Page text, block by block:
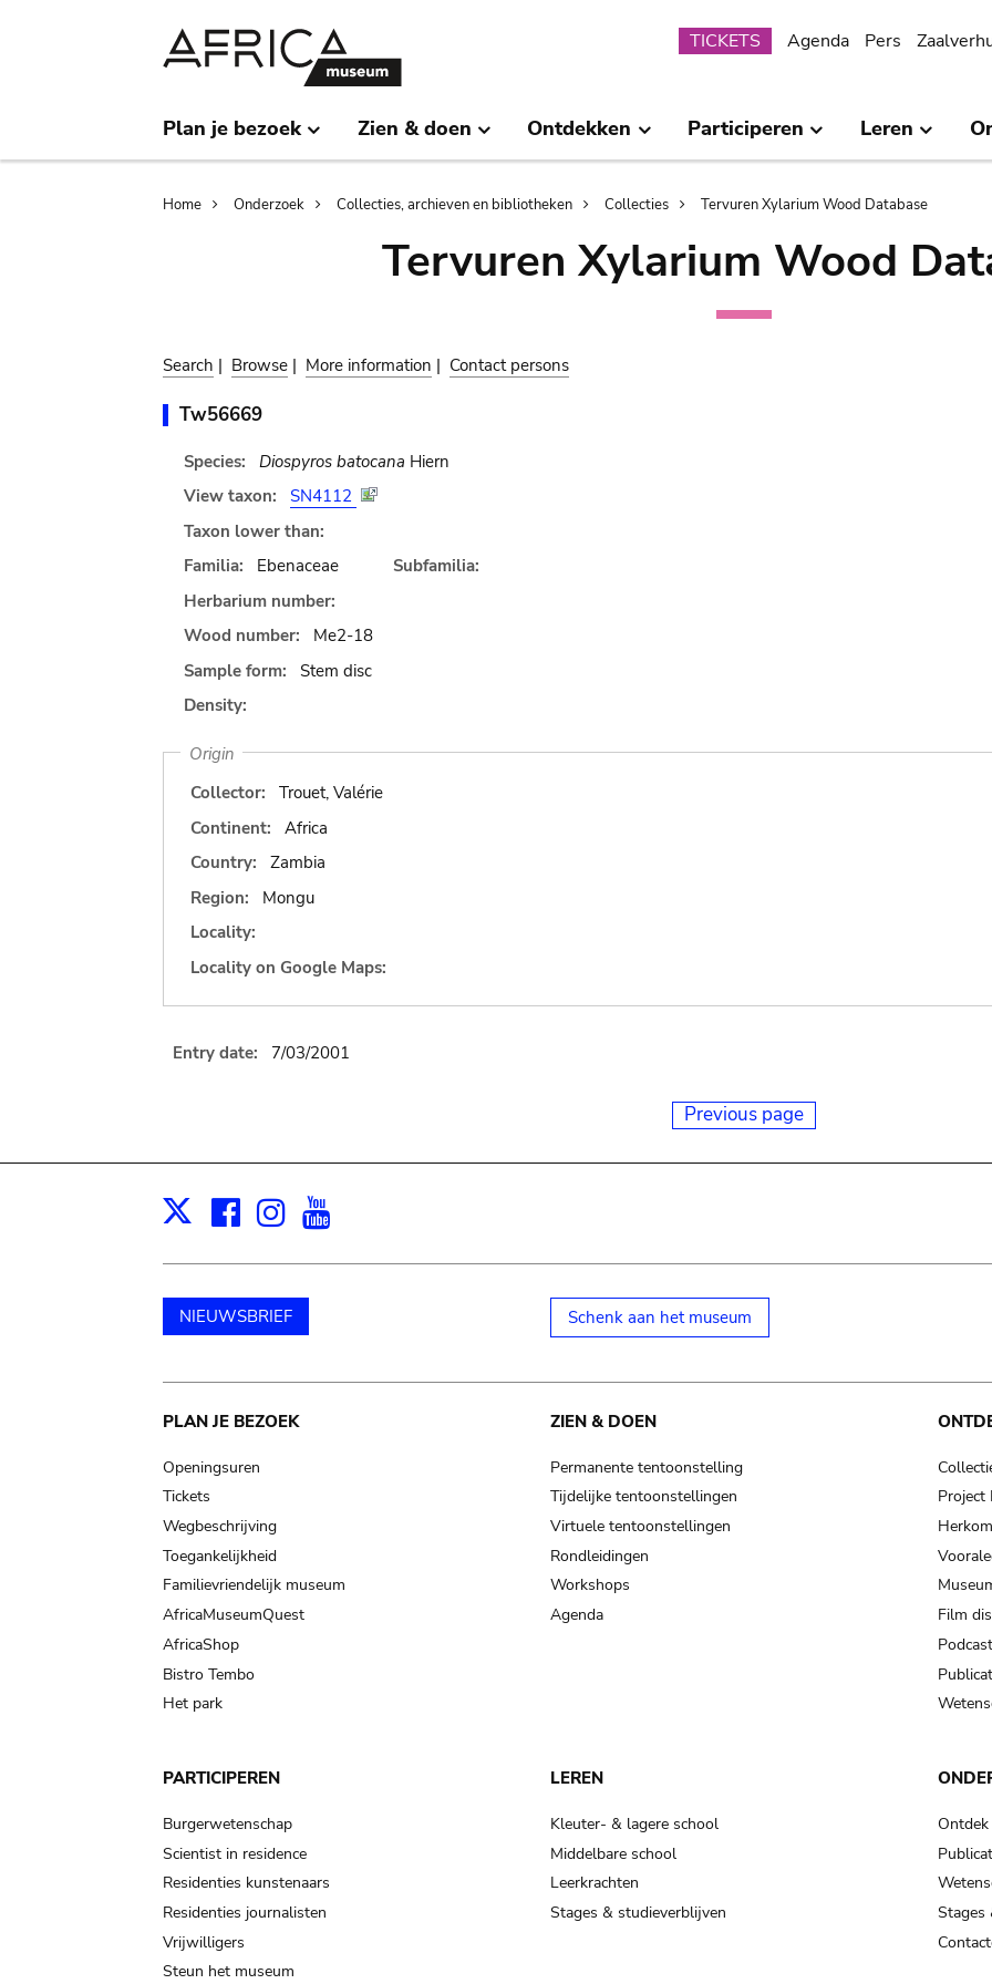
Submenu
TICKETS Agenda Pers
Plan je bezoek Zien & doen Ontdekken Participeren Leren
Breadcrumb
Home Onderzoek Collecties, archieven en bibliotheken Collecties Tervuren Xylarium Wood Database
Tervuren Xylarium Wood
Search | Browse | More information | Contact persons
Tw56669
Species: Diospyros batocana Hiern
View taxon:
SN4112
Taxon lower than:
Familia:
Ebenaceae
Subfamilia:
Herbarium number:
Wood number:
Me2-18
Sample form:
Stem disc
Density:
Origin
Collector:
Trouet, Valérie
Continent:
Africa
Country:
Zambia
Region:
Mongu
Locality:
Locality on Google Maps:
Entry date: 7/03/2001
Previous page
X Facebook
Instagram
NIEUWSBRIEF Schenk aan het museum
Main
navigation
PLAN JE BEZOEK
Openingsuren
Tickets
Wegbeschrijving
Toegankelijkheid
Familievriendelijk museum
AfricaMuseumQuest
AfricaShop
Bistro Tembo
Het park
ZIEN & DOEN
Permanente tentoonstelling
Tijdelijke tentoonstellingen
Virtuele tentoonstellingen
Rondleidingen
Workshops
Agenda
Project
Film
PARTICIPEREN
Burgerwetenschap
Scientist in residence
Residenties kunstenaars
Residenties journalisten
Vrijwilligers
Steun het museum
LEREN
Kleuter- & lagere school
Middelbare school
Leerkrachten
Stages & studieverblijven
Stages